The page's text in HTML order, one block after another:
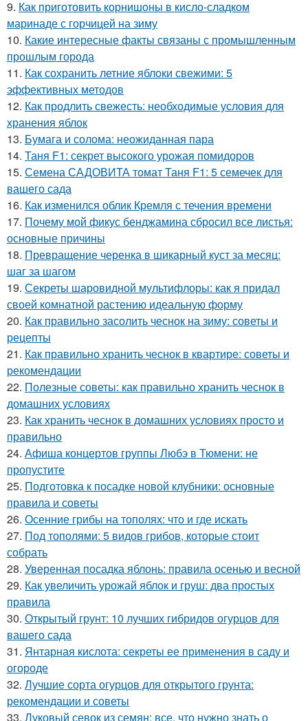
9. Как приготовить корнишоны в кисло-сладком
маринаде с горчицей на зиму
10. Какие интересные факты связаны с промышленным
прошлым города
11. Как сохранить летние яблоки свежими: 5
эффективных методов
12. Как продлить свежесть: необходимые условия для
хранения яблок
13. Бумага и солома: неожиданная пара
14. Таня F1: секрет высокого урожая помидоров
15. Семена САДОВИТА томат Таня F1: 5 семечек для
вашего сада
16. Как изменился облик Кремля с течения времени
17. Почему мой фикус бенджамина сбросил все листья:
основные причины
18. Превращение черенка в шикарный куст за месяц:
шаг за шагом
19. Секреты шаровидной мультифлоры: как я придал
своей комнатной растению идеальную форму
20. Как правильно засолить чеснок на зиму: советы и
рецепты
21. Как правильно хранить чеснок в квартире: советы и
рекомендации
22. Полезные советы: как правильно хранить чеснок в
домашних условиях
23. Как хранить чеснок в домашних условиях просто и
правильно
24. Афиша концертов группы Любэ в Тюмени: не
пропустите
25. Подготовка к посадке новой клубники: основные
правила и советы
26. Осенние грибы на тополях: что и где искать
27. Под тополями: 5 видов грибов, которые стоит
собрать
28. Уверенная посадка яблонь: правила осенью и весной
29. Как увеличить урожай яблок и груш: два простых
правила
30. Открытый грунт: 10 лучших гибридов огурцов для
вашего сада
31. Янтарная кислота: секреты ее применения в саду и
огороде
32. Лучшие сорта огурцов для открытого грунта:
рекомендации и советы
33. Луковый севок из семян: все, что нужно знать о